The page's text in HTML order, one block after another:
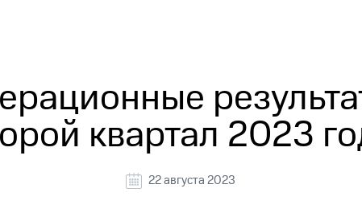
квартал 2023
22 августа 2023